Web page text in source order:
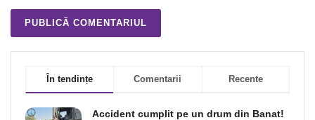
În tendințe Comentarii Recente
Accident cumplit pe un drum din Banat!